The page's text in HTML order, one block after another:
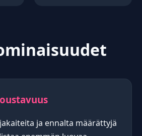
ja ennalta määrättyjä